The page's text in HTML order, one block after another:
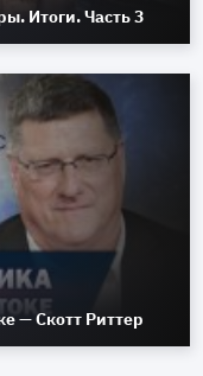
Итоги. Часть 3
— Скотт Риттер